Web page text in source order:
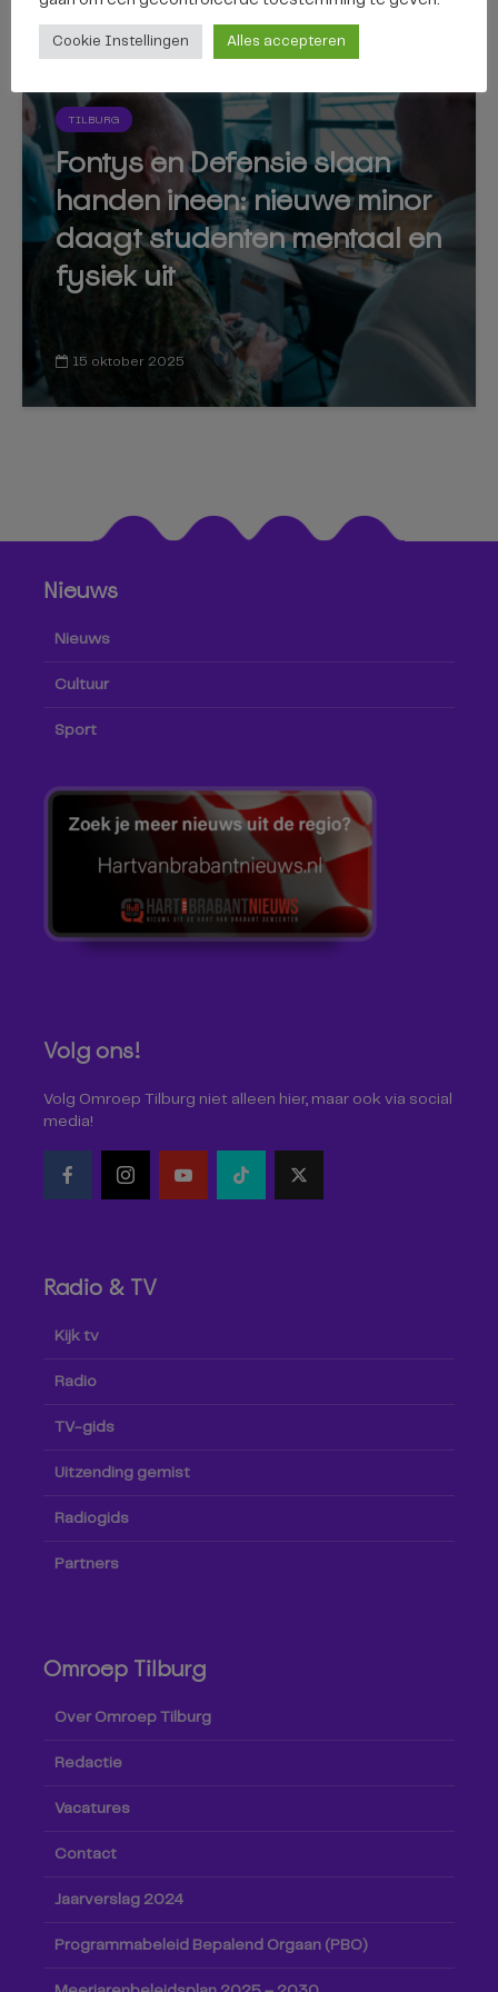
12 februari 2026
TILBURG
Fontys en Defensie slaan
handen ineen: nieuwe minor
daagt studenten mentaal en
fysiek uit
15 oktober 2025
Nieuws
Nieuws
Cultuur
Sport
Volg ons!
Volg Omroep Tilburg niet alleen hier, maar ook via social
media!
Radio & TV
Kijk tv
Radio
TV-gids
Uitzending gemist
Radiogids
Partners
Omroep Tilburg
Over Omroep Tilburg
Redactie
Vacatures
Contact
Jaarverslag 2024
Programmabeleid Bepalend Orgaan (PBO)
Cookie Instellingen Alles accepteren